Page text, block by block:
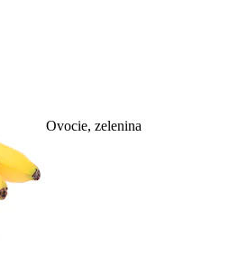
Ovocie, zelenina